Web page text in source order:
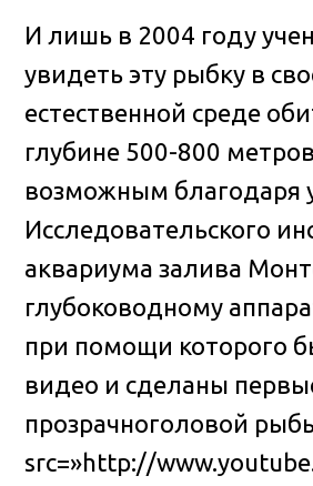
И лишь в 2004 году
увидеть эту рыбку в
естественной среде
глубине 500-800
возможным благодаря
Исследовательского
аквариума залива
глубоководному
при помощи которого
видео и сделаны
прозрачноголовой
src=»http://